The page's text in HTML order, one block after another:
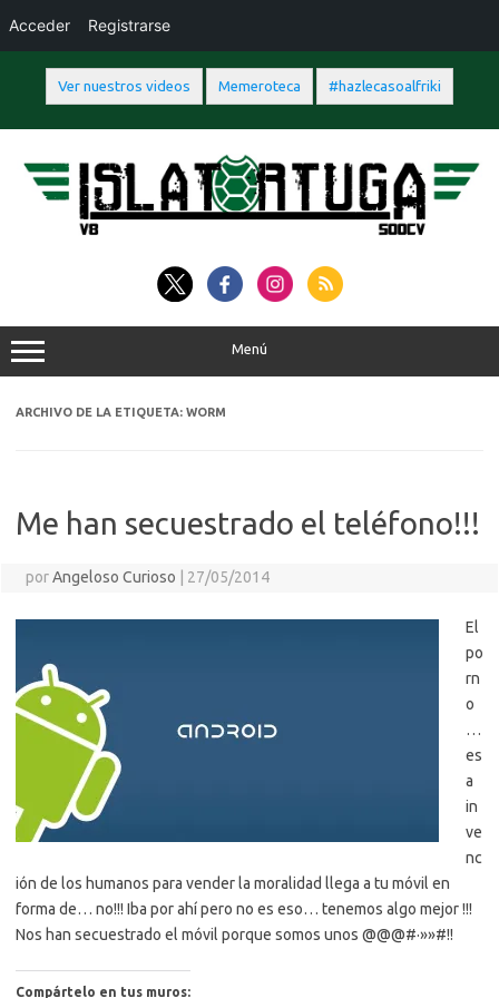
Ver nuestros videos Memeroteca #hazlecasoalfriki
Acceder Registrarse
contenido
Menú
ARCHIVO DE LA ETIQUETA: WORM
Me han secuestrado el teléfono!!!
porAngeloso Curioso 27/05/2014
El
po
rn
o
…
es
a
in
ve
nc
ión de los humanos para vender la moralidad llega a tu móvil en
forma de… no!!! Iba por ahí pero no es eso… tenemos algo mejor !!!
Nos han secuestrado el móvil porque somos unos @@@#·»»#!!
Compártelo en tus muros: